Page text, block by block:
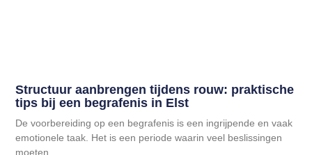
Structuur aanbrengen tijdens rouw: praktische
tips bij een begrafenis in Elst
De voorbereiding op een begrafenis is een ingrijpende en vaak
emotionele taak. Het is een periode waarin veel beslissingen
moeten